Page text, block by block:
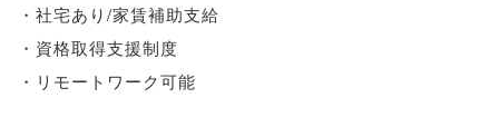
・社宅あり/家賃補助支給
・資格取得支援制度
・リモートワーク可能